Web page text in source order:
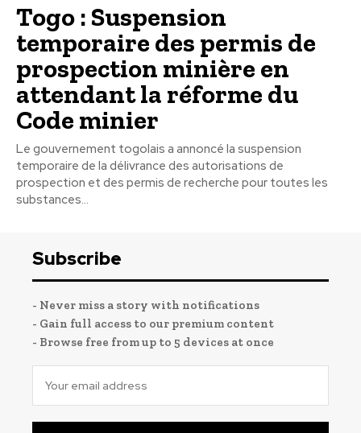
Togo : Suspension
temporaire des permis de
prospection minière en
attendant la réforme du
Code minier
Le gouvernement togolais a annoncé la suspension
temporaire de la délivrance des autorisations de
prospection et des permis de recherche pour toutes les
substances...
Subscribe
- Never miss a story with notifications
- Gain full access to our premium content
- Browse free from up to 5 devices at once